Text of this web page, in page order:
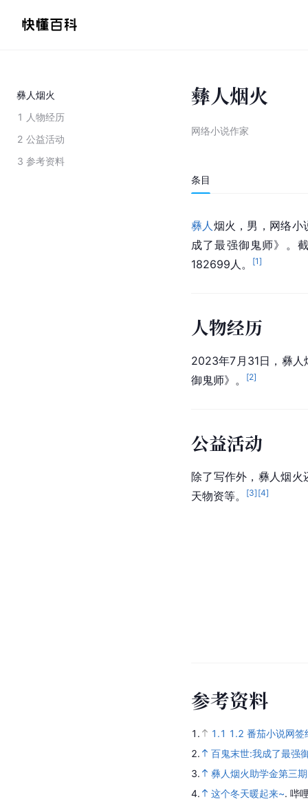
彝人烟火
1 人物经历
2 公益活动
3 参考资料
彝人烟火
网络小说作家
条目
彝人 烟火，男，网络小
成了最强御鬼师》。
182699人。
[1]
人物经历
2023年7月31日，彝人
御鬼师》。
[2]
公益活动
除了写作外，彝人烟火
天物资等。
[3] [4]
参考资料
1. 1.1 1.2 番茄小说网签
2.
百鬼末世:我成了最强
3.
彝人烟火助学金第三
4.
这个冬天暖起来~. 哔